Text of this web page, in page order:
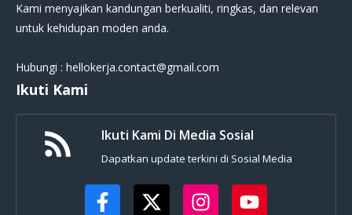
Kami menyajikan kandungan berkualiti, ringkas, dan relevan
untuk kehidupan moden anda.
Hubungi : hellokerja.contact@gmail.com
Ikuti Kami
Ikuti Kami Di Media Sosial
Dapatkan update terkini di Sosial Media